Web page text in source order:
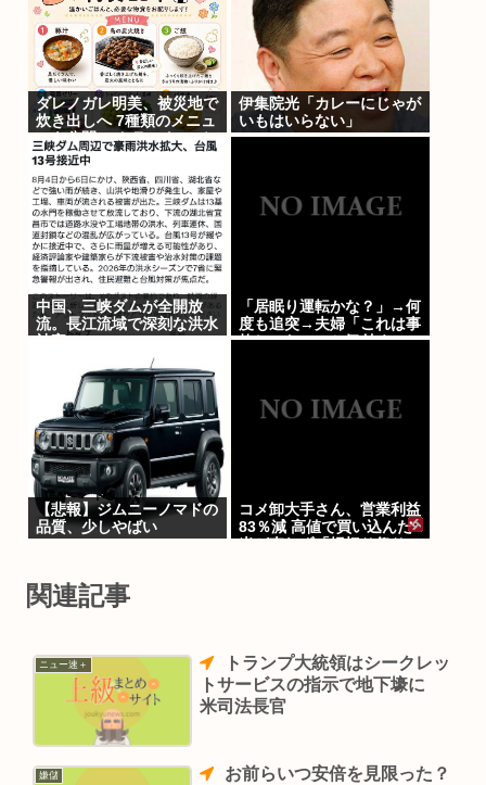
ダレノガレ明美、被災地で
炊き出しへ 7種類のメニュ
ーも公開… トラック、バ
スなどに大量物資を搭載し
て熊本へ
伊集院光「カレーにじゃが
いもはいらない」
中国、三峡ダムが全開放
流。長江流域で深刻な洪水
「居眠り運転かな？」→何
度も追突→夫婦「これは事
故じゃない」と気付く…
【悲報】ジムニーノマドの
品質、少しやばい
コメ卸大手さん、営業利益
83％減 高値で買い込んだ
関連記事
ニュー速＋
トサービスの指示で地下壕に
米司法長官
嫌儲 お前らいつ安倍を見限った？